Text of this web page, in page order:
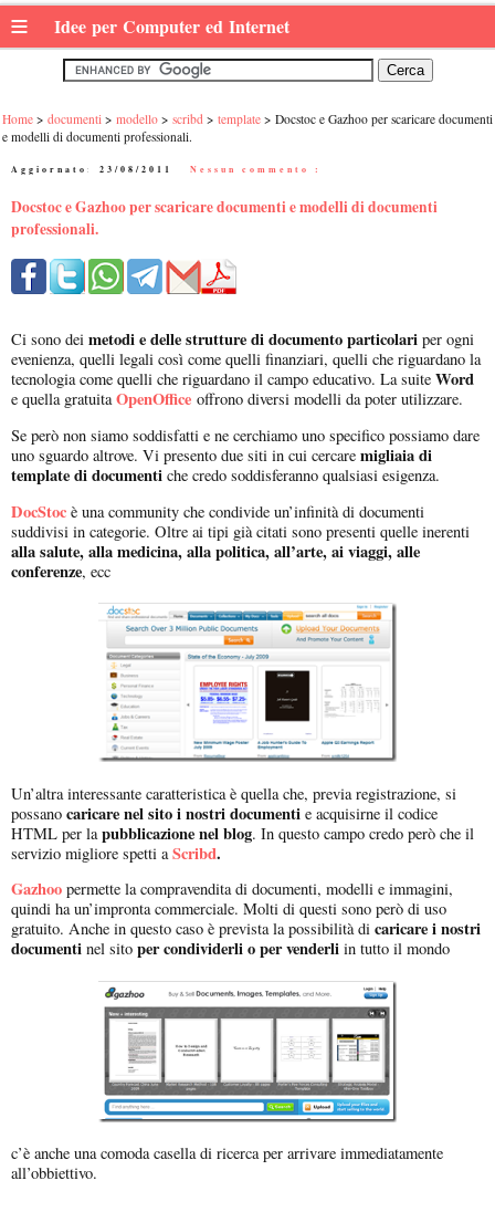
≡ Idee per Computer ed Internet
Home documenti modello scribd template
Docstoc e Gazhoo per scaricare documenti
e modelli di documenti professionali.
Aggiornato: 23/08/2011 Nessun commento :
Docstoc e Gazhoo per scaricare documenti e modelli di documenti
professionali.
Ci sono dei metodi e delle strutture di documento particolari per ogni
evenienza, quelli legali così come quelli finanziari, quelli che riguardano la
tecnologia come quelli che riguardano il campo educativo. La suite Word
e quella gratuitaOpenOffice offrono diversi modelli da poter utilizzare.
Se però non siamo soddisfatti e ne cerchiamo uno specifico possiamo dare
uno sguardo altrove. Vi presento due siti in cui cercare migliaia di
template di documenti che credo soddisferanno qualsiasi esigenza.
DocStoc è una community che condivide un’infinità di documenti
suddivisi in categorie. Oltre ai tipi già citati sono presenti quelle inerenti
alla salute, alla medicina, alla politica, all’arte, ai viaggi, alle
conferenze, ecc
Un’altra interessante caratteristica è quella che, previa registrazione, si
possano caricare nel sito i nostri documenti e acquisirne il codice
HTML per la pubblicazione nel blog. In questo campo credo però che il
servizio migliore spetti a Scribd.
Gazhoo permette la compravendita di documenti, modelli e immagini,
quindi ha un’impronta commerciale. Molti di questi sono però di uso
gratuito. Anche in questo caso è prevista la possibilità di caricare i nostri
documenti nel sito per condividerli o per venderli in tutto il mondo
c’è anche una comoda casella di ricerca per arrivare immediatamente
all’obbiettivo.